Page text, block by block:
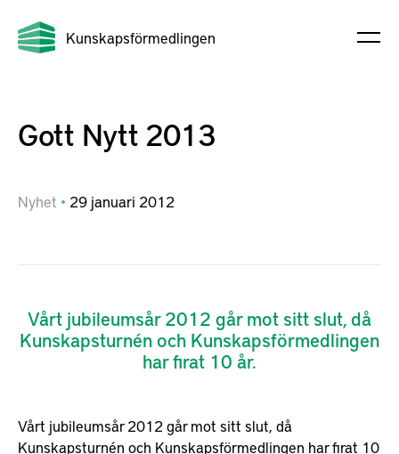
Kunskapsförmedlingen
Gott Nytt 2013
Nyhet 29 januari 2012
Vårt jubileumsår 2012 går mot sitt slut, då
Kunskapsturnén och Kunskapsförmedlingen
har firat 10 år.
Vårt jubileumsår 2012 går mot sitt slut, då
Kunskapsturnén och Kunskapsförmedlingen har firat 10